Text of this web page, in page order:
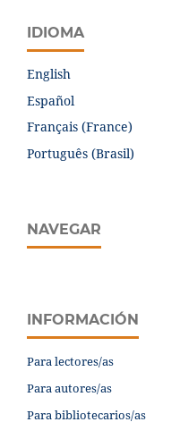
IDIOMA
English
Español
Français (France)
Português (Brasil)
NAVEGAR
INFORMACIÓN
Para lectores/as
Para autores/as
Para bibliotecarios/as